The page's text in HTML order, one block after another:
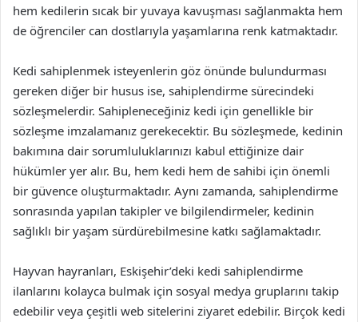
hem kedilerin sıcak bir yuvaya kavuşması sağlanmakta hem
de öğrenciler can dostlarıyla yaşamlarına renk katmaktadır.
Kedi sahiplenmek isteyenlerin göz önünde bulundurması
gereken diğer bir husus ise, sahiplendirme sürecindeki
sözleşmelerdir. Sahipleneceğiniz kedi için genellikle bir
sözleşme imzalamanız gerekecektir. Bu sözleşmede, kedinin
bakımına dair sorumluluklarınızı kabul ettiğinize dair
hükümler yer alır. Bu, hem kedi hem de sahibi için önemli
bir güvence oluşturmaktadır. Aynı zamanda, sahiplendirme
sonrasında yapılan takipler ve bilgilendirmeler, kedinin
sağlıklı bir yaşam sürdürebilmesine katkı sağlamaktadır.
Hayvan hayranları, Eskişehir’deki kedi sahiplendirme
ilanlarını kolayca bulmak için sosyal medya gruplarını takip
edebilir veya çeşitli web sitelerini ziyaret edebilir. Birçok kedi